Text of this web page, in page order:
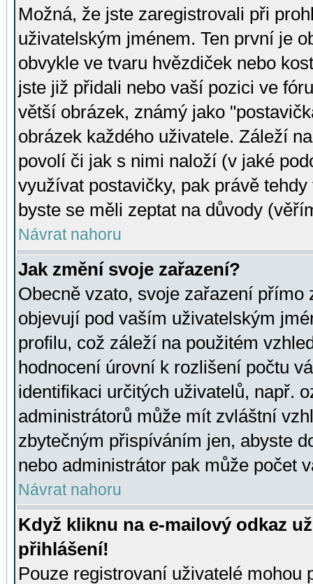
Možná, že jste zaregistrovali při
uživatelským jménem. Ten první je
obvykle ve tvaru hvězdiček nebo
jste již přidali nebo vaší pozici ve
větší obrázek, známý jako
obrázek každého uživatele. Záleží
povolí či jak s nimi naloží (v jaké
využívat postavičky, pak právě
byste se měli zeptat na důvody
Návrat nahoru
Jak změní svoje zařazení?
Obecně vzato, svoje zařazení přímo
objevují pod vaším uživatelským
profilu, což záleží na použitém
hodnocení úrovní k rozlišení počtu
identifikaci určitých uživatelů, např.
administrátorů může mít zvláštní
zbytečným přispíváním jen, abyste
nebo administrátor pak může počet
Návrat nahoru
Když kliknu na e-mailový odkaz
přihlášení!
Pouze registrovaní uživatelé mohou